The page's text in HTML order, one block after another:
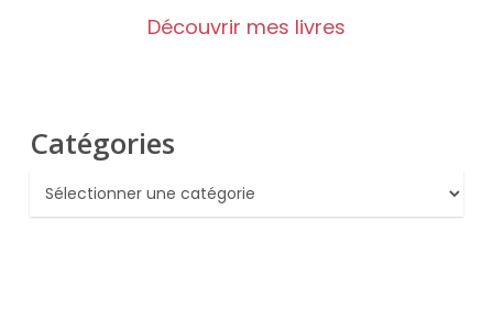
Découvrir mes livres
Catégories
Catégories